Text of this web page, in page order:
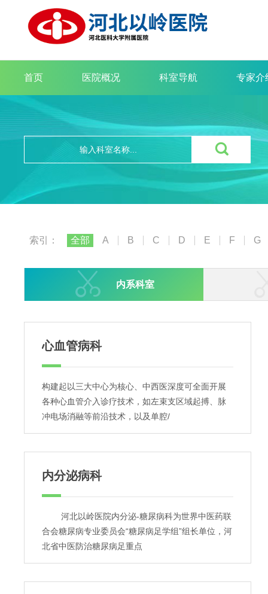
首页 医院概况 科室导航 专家介

索引： 全部 A B C D E F G
 内系科室
心血管病科
构建起以三大中心为核心、中西医深度可全面开展
各种心血管介入诊疗技术，如左束支区域起搏、脉
冲电场消融等前沿技术，以及单腔/
内分泌病科
河北以岭医院内分泌-糖尿病科为世界中医药联
合会糖尿病专业委员会“糖尿病足学组”组长单位，河
北省中医防治糖尿病足重点